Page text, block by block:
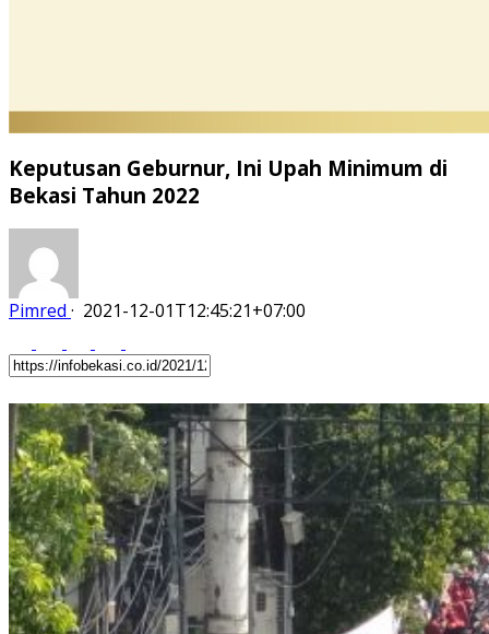
Keputusan Geburnur, Ini Upah Minimum di
Bekasi Tahun 2022
Pimred · 2021-12-01T12:45:21+07:00